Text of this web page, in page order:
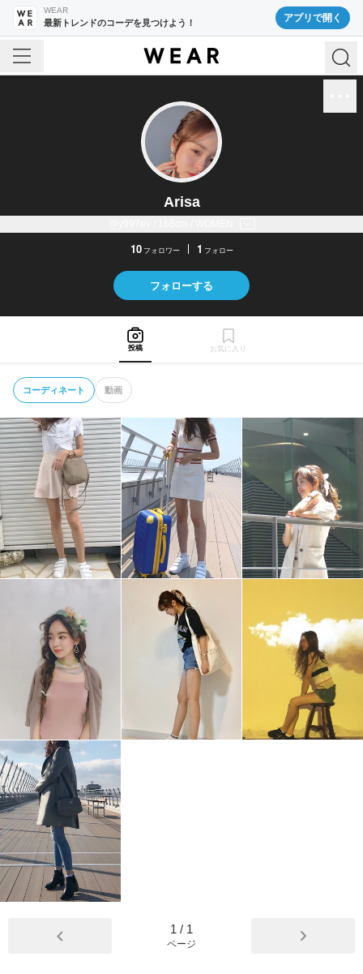
WEAR
最新トレンドのコーデを見つけよう！ アプリで開く
Arisa
10 フォロワー 1 フォロー
フォローする
投稿 お気に入り
コーディネート 動画
1 / 1
ページ